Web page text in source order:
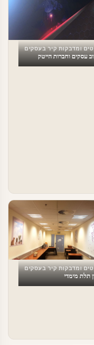
ומדבקות קיר בעסקים
עסקים וחברות הייטק
ומדבקות קיר בעסקים
תלת מימדי